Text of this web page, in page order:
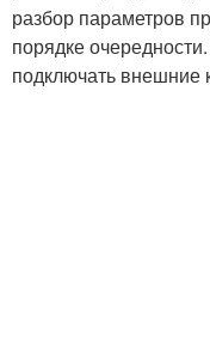
разбор параметров
порядке
подключать